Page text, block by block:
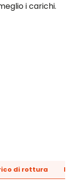
i carichi.
di rottura